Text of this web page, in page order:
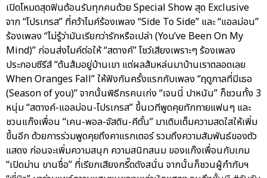
เปิดโหมดสุดฟินต้อนรับทุกคนด้วย Special Show สุด Exclusive
จาก “โปรเกรส” ที่คว้าไมค์ร้องเพลง “Side To Side” และ “แอลม่อน”
ร้องเพลง “ไม่รู้ว่ามันเรียกว่ารักหรือเปล่า (You’ve Been On My
Mind)” ก่อนส่งไมค์ต่อให้ “สตางค์” โชว์เสียงเพราะๆ ร้องเพลง
ประกอบซีรีส์ “ต้นส้มอยู่บ้านเขา แต่ผลส้มหล่นมาบ้านเราตลอดเลย
When Oranges Fall” ให้ฟังกันครั้งแรกกับเพลง “ฤดูกาลที่มีเธอ
(Season of you)” จากนั้นพิธีกรคนเก่ง “เจนนี่ ปาหนัน” ก็ชวนทั้ง 3
หนุ่ม “สตางค์-แอลม่อน-โปรเกรส” ขึ้นเวทีพูดคุยทักทายแฟนๆ และ
ชวนแก๊งเพื่อน “เคน-พอล-จัสติน-คีตั้น” มาเติมเต็มความสดใสให้เพิ่ม
ขึ้นอีก ด้วยการร่วมพูดคุยถึงคาแรกเตอร์ รวมถึงความสัมพันธ์ของตัว
แสดง ก่อนจะเพิ่มความสนุก ความสนิทสนม ของแก๊งเพื่อนกับเกม
“เปิดม่าน ขานชื่อ” ที่เรียกเสียงกรี๊ดดังสนั่น จากนั้นก็ชวนผู้กำกับฯ